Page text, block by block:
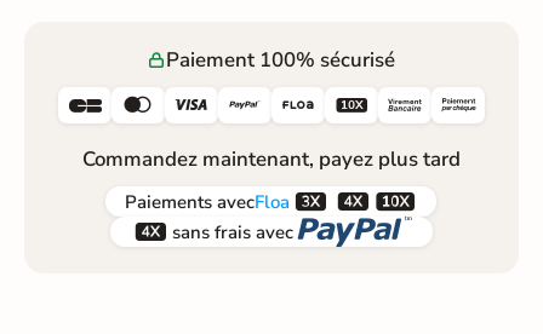
Paiement 100% sécurisé
     
Commandez maintenant, payez plus tard
Paiements avecFloa  
 sans frais avec 